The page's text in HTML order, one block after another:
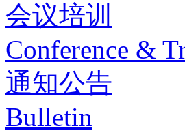
会议培训
Conference &
通知公告
Bulletin